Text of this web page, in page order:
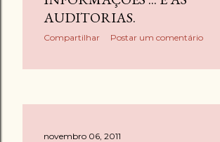
AUDITORIAS.
Compartilhar Postar um comentário
novembro 06, 2011